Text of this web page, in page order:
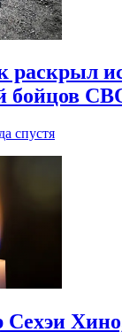
раскрыл
бойцов
спустя